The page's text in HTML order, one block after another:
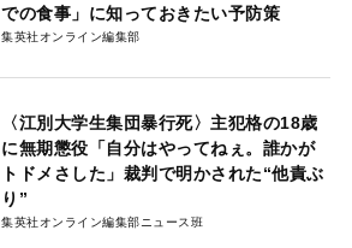
での食事」に知っておきたい予防策
集英社オンライン編集部
〈江別大学生集団暴行死〉主犯格の18歳
に無期懲役「自分はやってねぇ。誰かが
トドメさした」裁判で明かされた“他責ぶ
り”
集英社オンライン編集部ニュース班